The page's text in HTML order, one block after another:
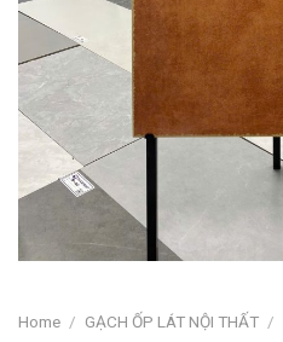
Home / GẠCH ỐP LÁT NỘI THẤT /